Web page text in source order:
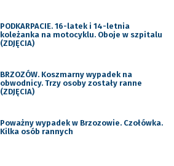
PODKARPACIE. 16-latek i 14-letnia
koleżanka na motocyklu. Oboje w szpitalu
(ZDJĘCIA)
BRZOZÓW. Koszmarny wypadek na
obwodnicy. Trzy osoby zostały ranne
(ZDJĘCIA)
Poważny wypadek w Brzozowie. Czołówka.
Kilka osób rannych